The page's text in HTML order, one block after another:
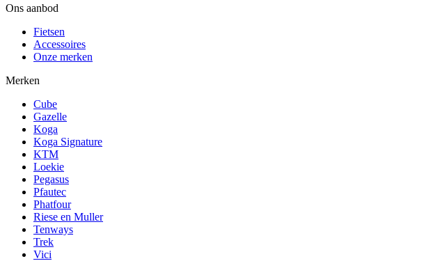
Ons aanbod
Fietsen
Accessoires
Onze merken
Merken
Cube
Gazelle
Koga
Koga Signature
KTM
Loekie
Pegasus
Pfautec
Phatfour
Riese en Muller
Tenways
Trek
Vici